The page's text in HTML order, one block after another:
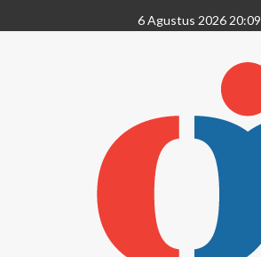
6 Agustus 2026 20:09